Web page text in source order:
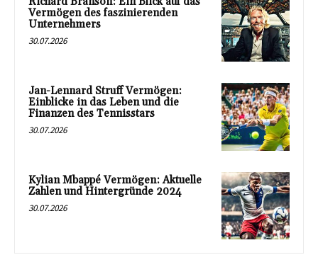
Vermögen des faszinierenden
Unternehmers
30.07.2026
Jan-Lennard Struff Vermögen:
Einblicke in das Leben und die
Finanzen des Tennisstars
30.07.2026
Kylian Mbappé Vermögen: Aktuelle
Zahlen und Hintergründe 2024
30.07.2026